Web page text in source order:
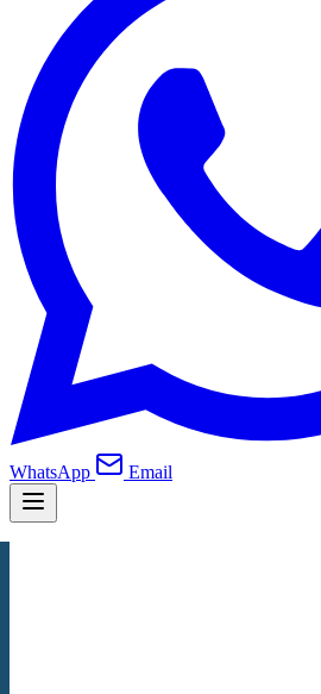
WhatsApp Email